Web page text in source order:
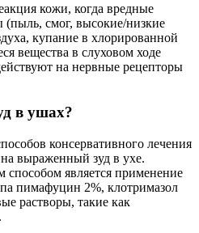
кожи, когда вредные
смог, высокие/низкие
купание в хлорированной
вещества в слуховом ходе
на нервные рецепторы
в ушах?
консервативного лечения
выраженный зуд в ухе.
способом является применение
пимафуцин 2%, клотримазол
растворы, такие как